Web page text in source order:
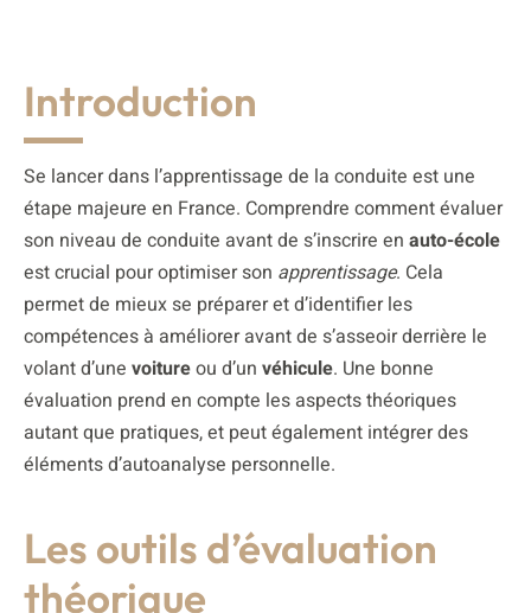
Introduction
Se lancer dans l’apprentissage de la conduite est une
étape majeure en France. Comprendre comment évaluer
son niveau de conduite avant de s’inscrire en auto-école
est crucial pour optimiser son apprentissage. Cela
permet de mieux se préparer et d’identifier les
compétences à améliorer avant de s’asseoir derrière le
volant d’une voitureou d’un véhicule. Une bonne
évaluation prend en compte les aspects théoriques
autant que pratiques, et peut également intégrer des
éléments d’autoanalyse personnelle.
Les outils d’évaluation
théorique